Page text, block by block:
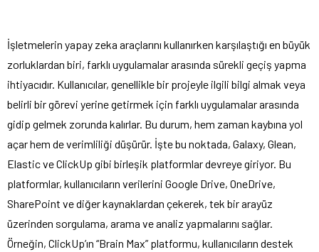
İşletmelerin yapay zeka araçlarını kullanırken karşılaştığı en büyük
zorluklardan biri, farklı uygulamalar arasında sürekli geçiş yapma
ihtiyacıdır. Kullanıcılar, genellikle bir projeyle ilgili bilgi almak veya
belirli bir görevi yerine getirmek için farklı uygulamalar arasında
gidip gelmek zorunda kalırlar. Bu durum, hem zaman kaybına yol
açar hem de verimliliği düşürür. İşte bu noktada, Galaxy, Glean,
Elastic ve ClickUp gibi birleşik platformlar devreye giriyor. Bu
platformlar, kullanıcıların verilerini Google Drive, OneDrive,
SharePoint ve diğer kaynaklardan çekerek, tek bir arayüz
üzerinden sorgulama, arama ve analiz yapmalarını sağlar.
Örneğin, ClickUp’ın “Brain Max” platformu, kullanıcıların destek